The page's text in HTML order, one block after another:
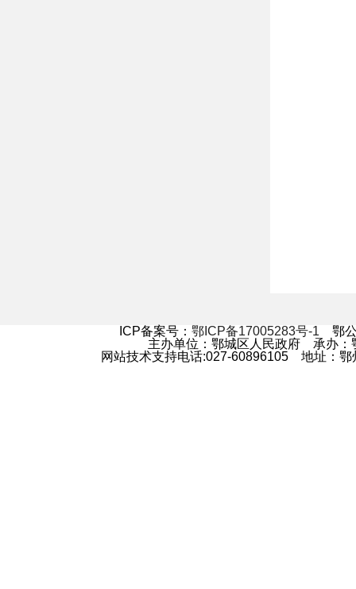
ICP备案号： 鄂ICP备17005283号-1 鄂公
主办单位：鄂城区人民政府 承办
网站技术支持电话:027-60896105 地址：